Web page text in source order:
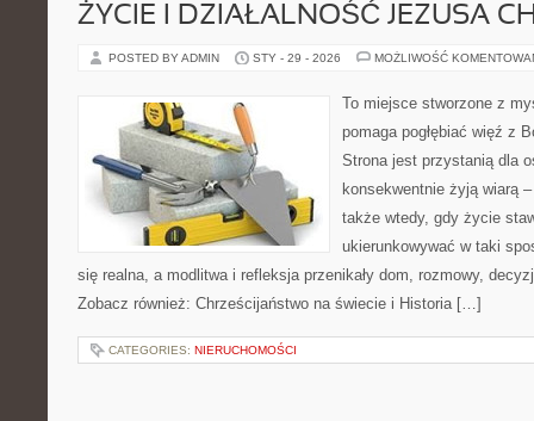
ŻYCIE I DZIAŁALNOŚĆ JEZUSA
POSTED BY ADMIN STY - 29 - 2026 MOŻLIWOŚĆ
To miejsce stworzone z
pomaga pogłębiać więź z
Strona jest przystanią dla
konsekwentnie żyją wiarą
także wtedy, gdy życie
ukierunkowywać w taki
się realna, a modlitwa i refleksja przenikały dom, rozmowy,
Zobacz również: Chrześcijaństwo na świecie i Historia […]
CATEGORIES: NIERUCHOMOŚCI